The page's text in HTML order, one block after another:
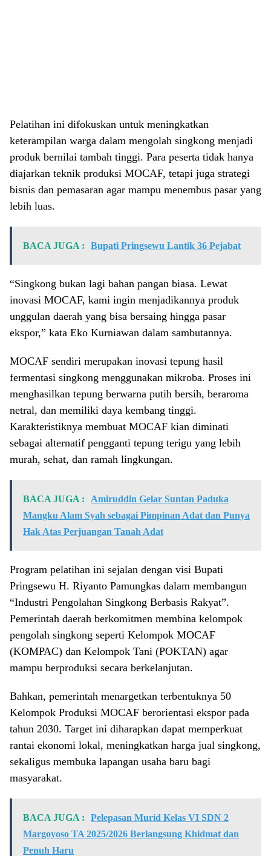
Pelatihan ini difokuskan untuk meningkatkan
keterampilan warga dalam mengolah singkong menjadi
produk bernilai tambah tinggi. Para peserta tidak hanya
diajarkan teknik produksi MOCAF, tetapi juga strategi
bisnis dan pemasaran agar mampu menembus pasar yang
lebih luas.
BACA JUGA : Bupati Pringsewu Lantik 36 Pejabat
“Singkong bukan lagi bahan pangan biasa. Lewat
inovasi MOCAF, kami ingin menjadikannya produk
unggulan daerah yang bisa bersaing hingga pasar
ekspor,” kata Eko Kurniawan dalam sambutannya.
MOCAF sendiri merupakan inovasi tepung hasil
fermentasi singkong menggunakan mikroba. Proses ini
menghasilkan tepung berwarna putih bersih, beraroma
netral, dan memiliki daya kembang tinggi.
Karakteristiknya membuat MOCAF kian diminati
sebagai alternatif pengganti tepung terigu yang lebih
murah, sehat, dan ramah lingkungan.
BACA JUGA :
Amiruddin Gelar Suntan Paduka
Mangku Alam Syah sebagai Pimpinan Adat dan Punya
Hak Atas Perjuangan Tanah Adat
Program pelatihan ini sejalan dengan visi Bupati
Pringsewu H. Riyanto Pamungkas dalam membangun
“Industri Pengolahan Singkong Berbasis Rakyat”.
Pemerintah daerah berkomitmen membina kelompok
pengolah singkong seperti Kelompok MOCAF
(KOMPAC) dan Kelompok Tani (POKTAN) agar
mampu berproduksi secara berkelanjutan.
Bahkan, pemerintah menargetkan terbentuknya 50
Kelompok Produksi MOCAF berorientasi ekspor pada
tahun 2030. Target ini diharapkan dapat memperkuat
rantai ekonomi lokal, meningkatkan harga jual singkong,
sekaligus membuka lapangan usaha baru bagi
masyarakat.
BACA JUGA :
Pelepasan Murid Kelas VI SDN 2
Margoyoso TA 2025/2026 Berlangsung Khidmat dan
Penuh Haru